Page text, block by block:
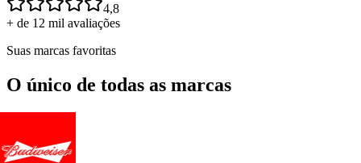
4,8
+ de 12 mil avaliações
Suas marcas favoritas
O único de todas as marcas